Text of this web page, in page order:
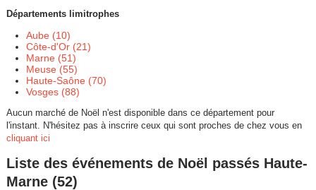
Départements limitrophes
Aube (10)
Côte-d'Or (21)
Marne (51)
Meuse (55)
Haute-Saône (70)
Vosges (88)
Aucun marché de Noël n'est disponible dans ce département pour
l'instant. N'hésitez pas à inscrire ceux qui sont proches de chez vous en
cliquant ici
Liste des événements de Noël passés Haute-
Marne (52)